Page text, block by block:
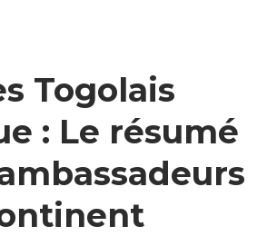
Togolais
: Le résumé